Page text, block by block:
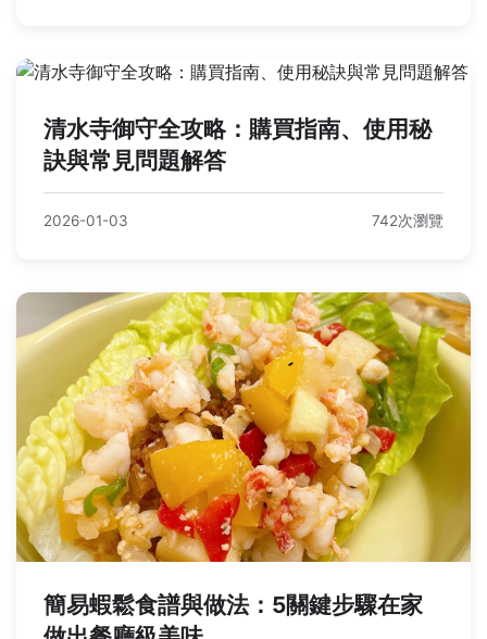
清水寺御守全攻略：購買指南、使用秘
訣與常見問題解答
2026-01-03 742次瀏覽
簡易蝦鬆食譜與做法：5關鍵步驟在家